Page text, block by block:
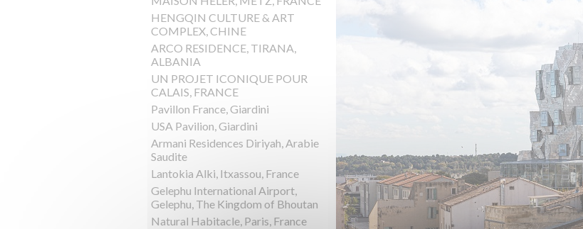
HENGQIN CULTURE & ART
COMPLEX, CHINE
ARCO RESIDENCE, TIRANA,
ALBANIA
UN PROJET ICONIQUE POUR
CALAIS, FRANCE
Pavillon France, Giardini
USA Pavilion, Giardini
Armani Residences Diriyah, Arabie
Saudite
Lantokia Alki, Itxassou, France
Gelephu International Airport,
Gelephu, The Kingdom of Bhoutan
Natural Habitacle, Paris, France